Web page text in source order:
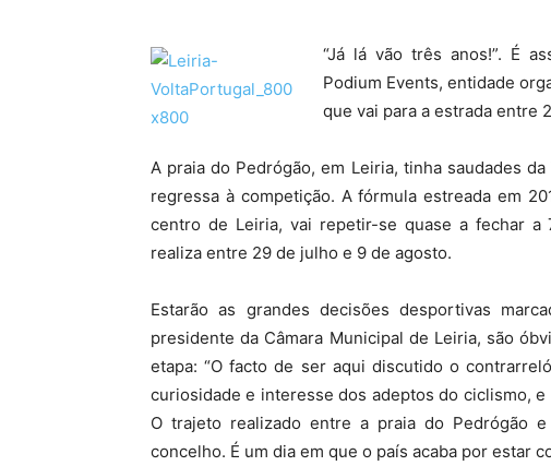
“Já lá vão três anos!”. É
Podium Events, entidade
que vai para a estrada entre
A praia do Pedrógão, em Leiria, tinha saudades
regressa à competição. A fórmula estreada em
centro de Leiria, vai repetir-se quase a fechar
realiza entre 29 de julho e 9 de agosto.
Estarão as grandes decisões desportivas
presidente da Câmara Municipal de Leiria, são
etapa: “O facto de ser aqui discutido o
curiosidade e interesse dos adeptos do ciclismo,
O trajeto realizado entre a praia do Pedrógão
concelho. É um dia em que o país acaba por estar